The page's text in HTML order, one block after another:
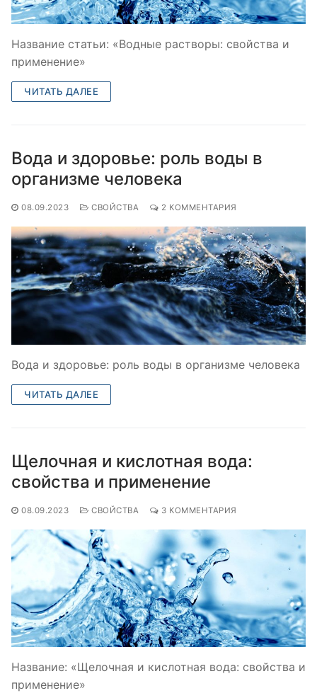
Название статьи: «Водные растворы: свойства и
применение»
ЧИТАТЬ ДАЛЕЕ
Вода и здоровье: роль воды в
организме человека
08.09.2023 СВОЙСТВА 2 КОММЕНТАРИЯ
Вода и здоровье: роль воды в организме человека
ЧИТАТЬ ДАЛЕЕ
Щелочная и кислотная вода:
свойства и применение
08.09.2023 СВОЙСТВА 3 КОММЕНТАРИЯ
Название: «Щелочная и кислотная вода: свойства и
применение»